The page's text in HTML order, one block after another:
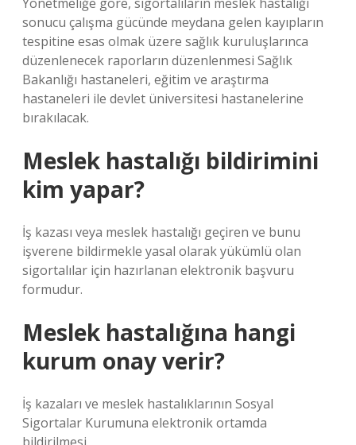
sonucu çalışma gücünde meydana gelen kayıpların
tespitine esas olmak üzere sağlık kuruluşlarınca
düzenlenecek raporların düzenlenmesi Sağlık
Bakanlığı hastaneleri, eğitim ve araştırma
hastaneleri ile devlet üniversitesi hastanelerine
bırakılacak.
Meslek hastalığı bildirimini
kim yapar?
İş kazası veya meslek hastalığı geçiren ve bunu
işverene bildirmekle yasal olarak yükümlü olan
sigortalılar için hazırlanan elektronik başvuru
formudur.
Meslek hastalığına hangi
kurum onay verir?
İş kazaları ve meslek hastalıklarının Sosyal
Sigortalar Kurumuna elektronik ortamda